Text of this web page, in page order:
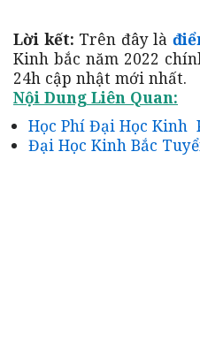
Lời kết: Trên đây là
Kinh bắc năm 2022
24h cập nhật mới nhất.
Nội Dung Liên Quan:
Học Phí Đại Học Kinh
Đại Học Kinh Bắc